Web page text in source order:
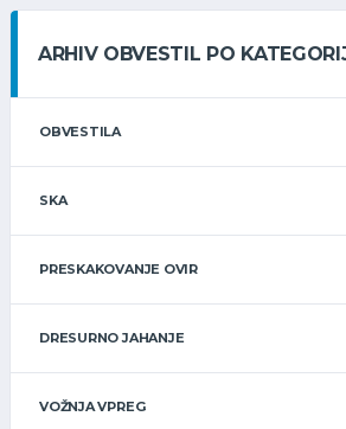
ARHIV OBVESTIL PO
OBVESTILA
SKA
PRESKAKOVANJE OVIR
DRESURNO JAHANJE
VOŽNJA VPREG